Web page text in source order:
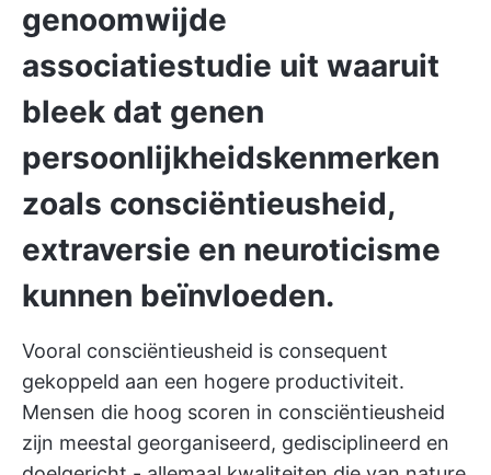
genoomwijde
associatiestudie uit waaruit
bleek dat genen
persoonlijkheidskenmerken
zoals consciëntieusheid,
extraversie en neuroticisme
kunnen beïnvloeden.
Vooral consciëntieusheid is consequent
gekoppeld aan een hogere productiviteit.
Mensen die hoog scoren in consciëntieusheid
zijn meestal georganiseerd, gedisciplineerd en